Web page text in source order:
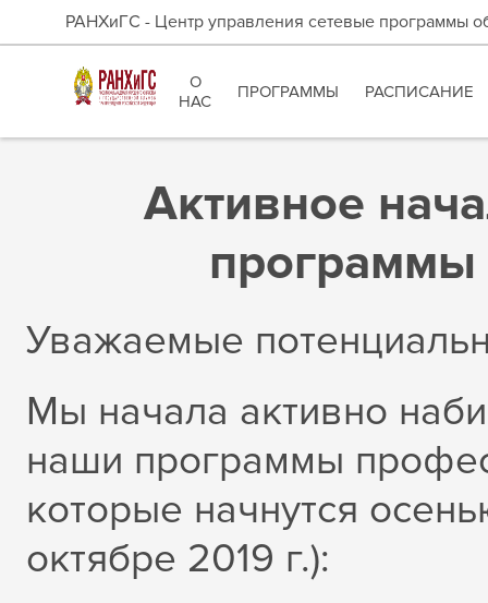
РАНХиГС - Центр управления сетевые программы
О
НАС
ПРОГРАММЫ РАСПИСАНИЕ
Активное
программы
Уважаемые
Мы начала активно
наши программы
которые начнутся
октябре 2019 г.):